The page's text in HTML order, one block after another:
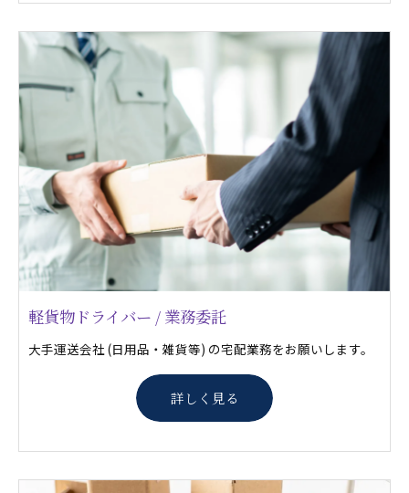
軽貨物ドライバー / 業務委託
大手運送会社 (日用品・雑貨等) の宅配業務をお願いします。
詳しく見る